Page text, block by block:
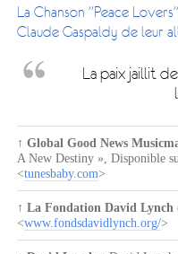
La Chanson "Peace
Claude Gaspaldy de leur
La paix jaillit
↑ Global Good News
A New Destiny » , Disponible
<tunesbaby.com>
↑ La Fondation David Lynch
<www.fondsdavidlynch.org/>